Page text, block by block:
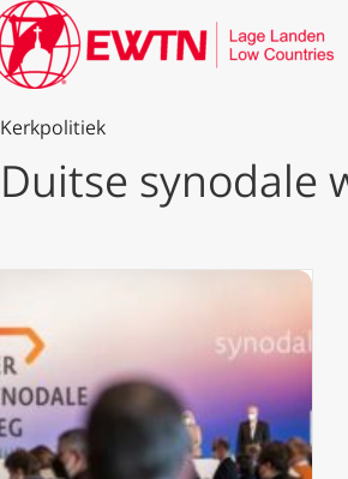
Kerkpolitiek
Duitse synodale